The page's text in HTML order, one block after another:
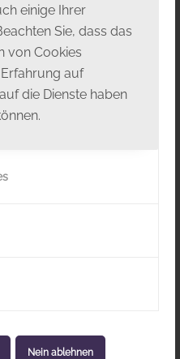
einige Ihrer
Sie, dass das
von Cookies
auf
die Dienste haben
Nein ablehnen